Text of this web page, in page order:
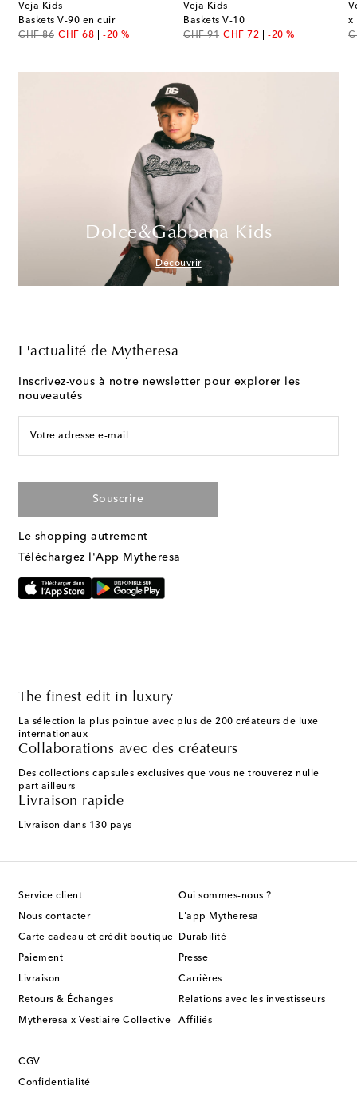
Veja Kids
Baskets V-90 en cuir
CHF 86
original price
CHF 68
discount price
-20 %
Veja Kids
Baskets V-10
CHF 91
original price
CHF 72
discount price
-20 %
Dolce&Gabbana Kids
Découvrir
L'actualité de Mytheresa
Inscrivez-vous à notre newsletter pour explorer les
nouveautés
Votre adresse e-mail
Souscrire
Le shopping autrement
Téléchargez l'App Mytheresa
The finest edit in luxury
La sélection la plus pointue avec plus de 200 créateurs de luxe
internationaux
Collaborations avec des créateurs
Des collections capsules exclusives que vous ne trouverez nulle
part ailleurs
Livraison rapide
Livraison dans 130 pays
Service client
Nous contacter
Carte cadeau et crédit boutique
Paiement
Livraison
Retours & Échanges
Mytheresa x Vestiaire Collective
Qui sommes-nous ?
L'app Mytheresa
Durabilité
Presse
Carrières
Relations avec les investisseurs
Affiliés
CGV
Confidentialité